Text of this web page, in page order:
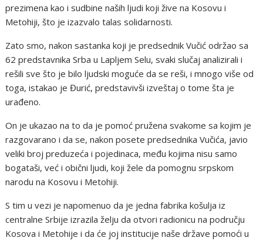
prezimena kao i sudbine naših ljudi koji žive na Kosovu i
Metohiji, što je izazvalo talas solidarnosti.
Zato smo, nakon sastanka koji je predsednik Vučić održao sa
62 predstavnika Srba u Lapljem Selu, svaki slučaj analizirali i
rešili sve što je bilo ljudski moguće da se reši, i mnogo više od
toga, istakao je Đurić, predstavivši izveštaj o tome šta je
urađeno.
On je ukazao na to da je pomoć pružena svakome sa kojim je
razgovarano i da se, nakon posete predsednika Vučića, javio
veliki broj preduzeća i pojedinaca, među kojima nisu samo
bogataši, već i obični ljudi, koji žele da pomognu srpskom
narodu na Kosovu i Metohiji.
S tim u vezi je napomenuo da je jedna fabrika košulja iz
centralne Srbije izrazila želju da otvori radionicu na području
Kosova i Metohije i da će joj institucije naše države pomoći u